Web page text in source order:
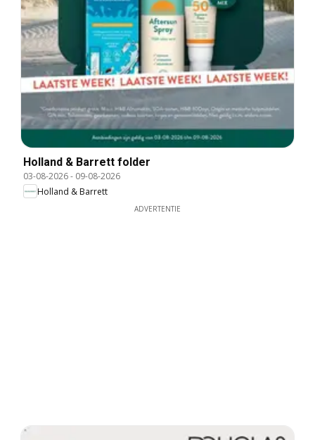
Holland & Barrett folder
03-08-2026- 09-08-2026
Holland & Barrett
ADVERTENTIE